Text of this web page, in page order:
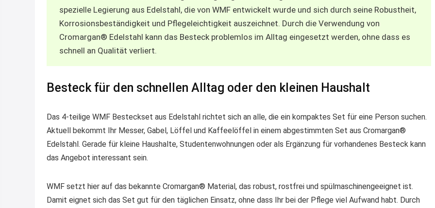
spezielle Legierung aus Edelstahl, die von WMF entwickelt wurde und sich durch seine Robustheit,
Korrosionsbeständigkeit und Pflegeleichtigkeit auszeichnet. Durch die Verwendung von
Cromargan® Edelstahl kann das Besteck problemlos im Alltag eingesetzt werden, ohne dass es
schnell an Qualität verliert.
Besteck für den schnellen Alltag oder den kleinen Haushalt
Das 4-teilige WMF Besteckset aus Edelstahl richtet sich an alle, die ein kompaktes Set für eine Person suchen.
Aktuell bekommt Ihr Messer, Gabel, Löffel und Kaffeelöffel in einem abgestimmten Set aus Cromargan®
Edelstahl. Gerade für kleine Haushalte, Studentenwohnungen oder als Ergänzung für vorhandenes Besteck kann
das Angebot interessant sein.
WMF setzt hier auf das bekannte Cromargan® Material, das robust, rostfrei und spülmaschinengeeignet ist.
Damit eignet sich das Set gut für den täglichen Einsatz, ohne dass Ihr bei der Pflege viel Aufwand habt. Durch